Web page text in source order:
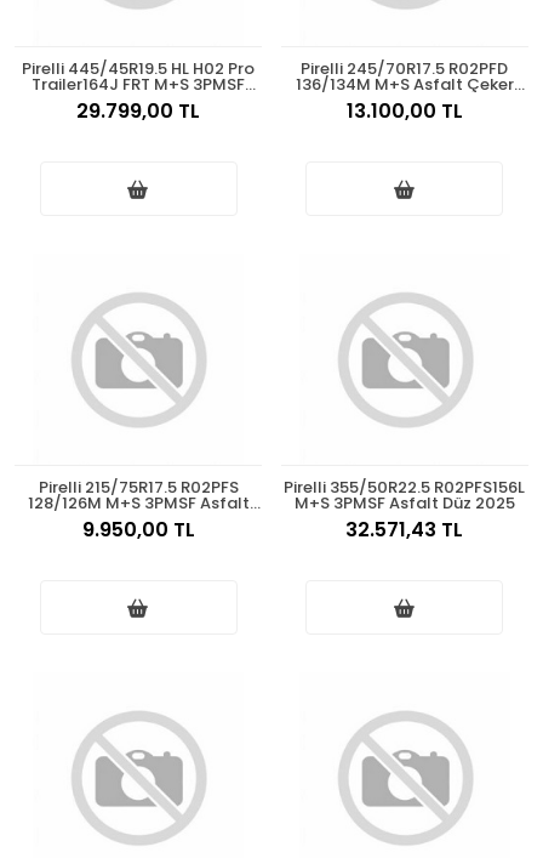
Pirelli 445/45R19.5 HL H02 Pro
Trailer164J FRT M+S 3PMSF
Asfalt Treyler 2025
29.799,00 TL
Pirelli 245/70R17.5 R02PFD
136/134M M+S Asfalt Çeker
2025
13.100,00 TL
Pirelli 215/75R17.5 R02PFS
128/126M M+S 3PMSF Asfalt
Düz 2025
9.950,00 TL
Pirelli 355/50R22.5 R02PFS156L
M+S 3PMSF Asfalt Düz 2025
32.571,43 TL